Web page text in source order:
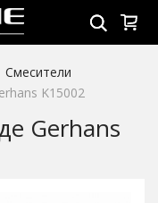
Смесители
K15002
Gerhans